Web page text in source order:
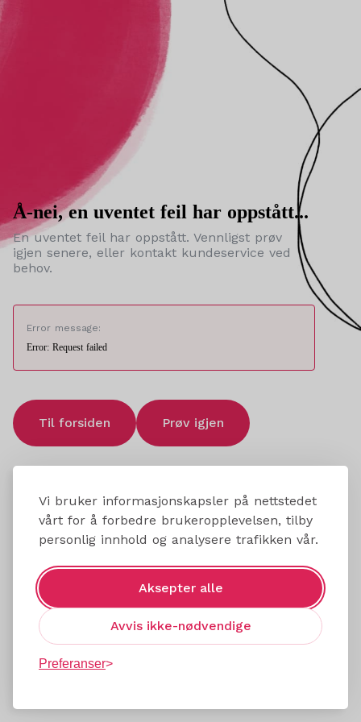
Vi bruker informasjonskapsler på nettstedet
vårt for å forbedre brukeropplevelsen, tilby
personlig innhold og analysere trafikken vår.
Aksepter alle
Avvis ikke-nødvendige
Preferanser
Å-nei, en uventet feil har oppstått...
En uventet feil har oppstått. Vennligst prøv
igjen senere, eller kontakt kundeservice ved
behov.
Error message:
Error: Request failed
Til forsiden Prøv igjen